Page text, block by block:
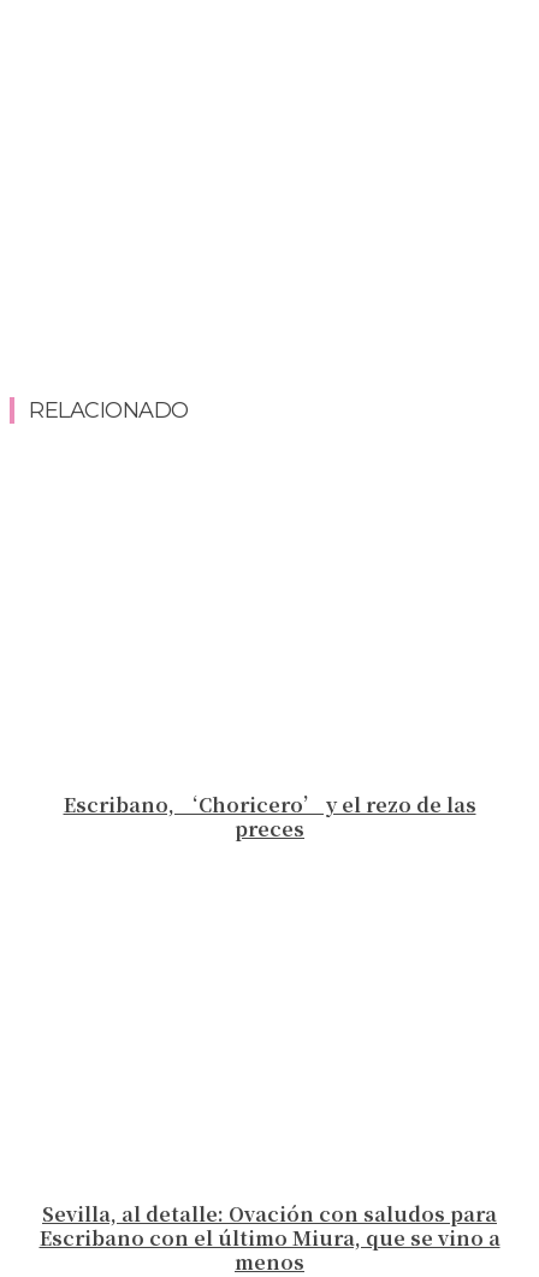
RELACIONADO
Escribano, ‘Choricero’ y el rezo de las
preces
Sevilla, al detalle: Ovación con saludos para
Escribano con el último Miura, que se vino a
menos